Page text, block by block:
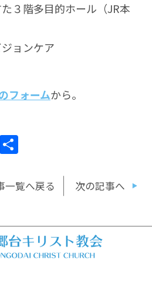
３階多目的ホール（JR本
ョンケア
フォームから。
共
一覧へ戻る 次の記事へ